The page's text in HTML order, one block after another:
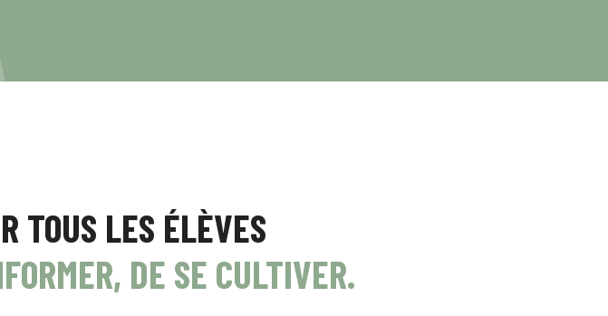
TOUS LES ÉLÈVES
DE SE CULTIVER.